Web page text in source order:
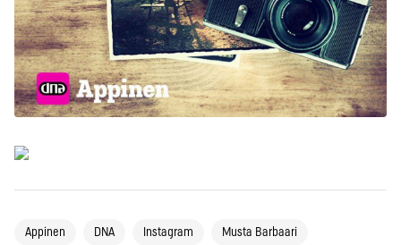
Appinen DNA Instagram Musta Barbaari